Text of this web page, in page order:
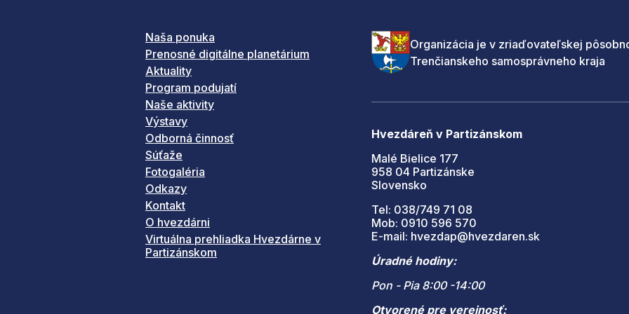
Naša ponuka
Prenosné digitálne planetárium
Aktuality
Program podujatí
Naše aktivity
Výstavy
Odborná činnosť
Súťaže
Fotogaléria
Odkazy
Kontakt
O hvezdárni
Virtuálna prehliadka Hvezdárne v
Partizánskom
Organizácia je v zriaďovateľskej
Trenčianskeho samosprávneho kraja
Hvezdáreň v Partizánskom
Malé Bielice 177
958 04 Partizánske
Slovensko
Tel: 038/749 71 08
Mob: 0910 596 570
E-mail: hvezdap@hvezdaren.sk
Úradné hodiny:
Pon - Pia 8:00 -14:00
Otvorené pre verejnosť: